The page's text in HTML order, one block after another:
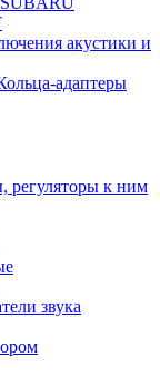
акустики и
адаптеры
регуляторы к ним
звука